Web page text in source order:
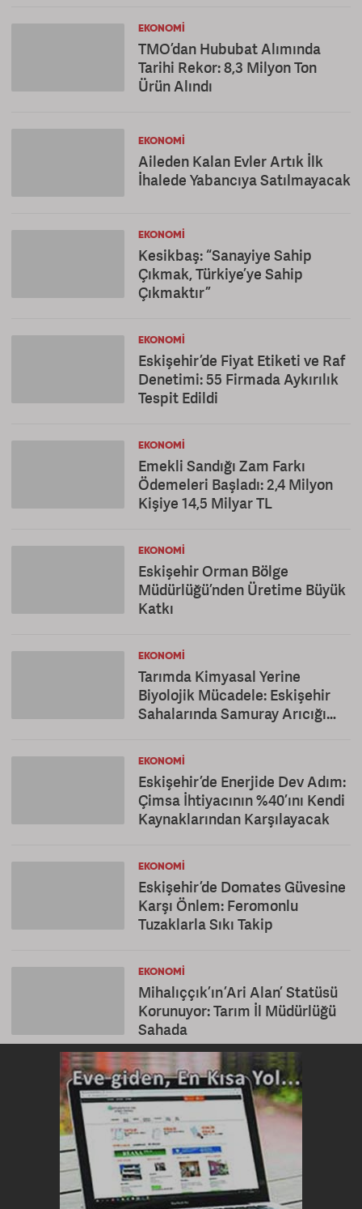
EKONOMI
TMO’dan Hububat Alımında
Tarihi Rekor: 8,3 Milyon Ton
Ürün Alındı
EKONOMI
Aileden Kalan Evler Artık İlk
İhalede Yabancıya Satılmayacak
EKONOMI
Kesikbaş: “Sanayiye Sahip
Çıkmak, Türkiye’ye Sahip
Çıkmaktır”
EKONOMI
Eskişehir’de Fiyat Etiketi ve Raf
Denetimi: 55 Firmada Aykırılık
Tespit Edildi
EKONOMI
Emekli Sandığı Zam Farkı
Ödemeleri Başladı: 2,4 Milyon
Kişiye 14,5 Milyar TL
EKONOMI
Eskişehir Orman Bölge
Müdürlüğü’nden Üretime Büyük
Katkı
EKONOMI
Tarımda Kimyasal Yerine
Biyolojik Mücadele: Eskişehir
Sahalarında Samuray Arıcığı
EKONOMI
Eskişehir’de Enerjide Dev Adım:
Çimsa İhtiyacının %40’ını Kendi
Kaynaklarından Karşılayacak
EKONOMI
Eskişehir’de Domates Güvesine
Karşı Önlem: Feromonlu
Tuzaklarla Sıkı Takip
EKONOMI
Mihalıççık’ın ’Ari Alan’ Statüsü
Korunuyor: Tarım İl Müdürlüğü
Sahada